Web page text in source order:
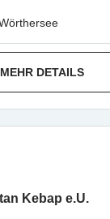
MEHR DETAILS
Kebap e.U.